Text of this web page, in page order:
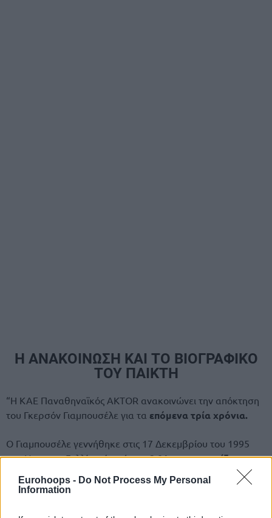
Eurohoops - Do Not Process My Personal
Information
Η ΑΝΑΚΟΙΝΩΣΗ ΚΑΙ ΤΟ ΒΙΟΓΡΑΦΙΚΟ
ΤΟΥ ΠΑΙΚΤΗ
“Η ΚΑΕ Παναθηναϊκός AKTOR ανακοινώνει την απόκτηση
του Γκερσόν Γιαμπουσέλε για τα επόμενα τρία χρόνια.
Ο Γιαμπουσέλε γεννήθηκε στις 17 Δεκεμβρίου του 1995
στο Ντρε της Γαλλίας, έχει ύψος 2.01μ. και αγωνίζεται
στις θέσεις «4» και «5».